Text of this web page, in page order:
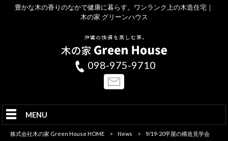
豊かな木の香りのなかで健康に暮らす。ワンランク上の木造住宅｜
木の家 グリーンハウス
098-975-9710
MENU
株式会社木の家 Green House HOME > News > 9/19-20平屋の構造見学会